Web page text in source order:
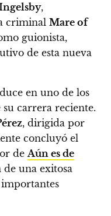
,
criminal Mare of
guionista,
de esta nueva
en uno de los
su carrera reciente.
, dirigida por
concluyó el
de Aún es de
de una exitosa